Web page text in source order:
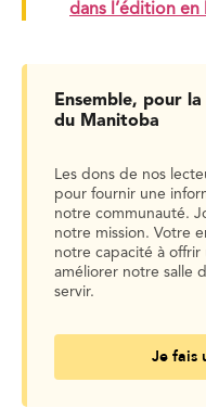
dans l’édition en
Ensemble, pour
du Manitoba
Les dons de nos
pour fournir une
notre communauté.
notre mission. Votre
notre capacité à
améliorer notre salle
servir.
Je fais